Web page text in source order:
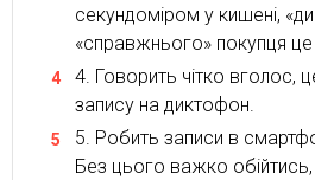
секундоміром у кишені,
«справжнього» покупця
Говорить чітко вголос,
запису на диктофон.
Робить записи в
Без цього важко